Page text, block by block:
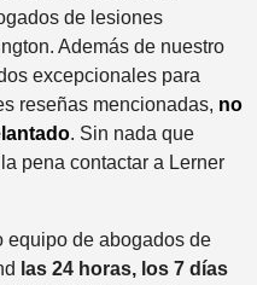
de lesiones
Además de nuestro
excepcionales para
reseñas mencionadas, no
. Sin nada que
pena contactar a Lerner
equipo de abogados de
las 24 horas, los 7 días